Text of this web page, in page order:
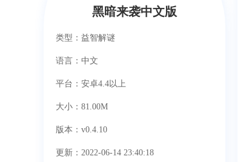
类型：益智解谜
语言：中文
平台：安卓4.4以上
大小：81.00M
版本：v0.4.10
更新：2022-06-14 23:40:18
黑暗来袭中文版